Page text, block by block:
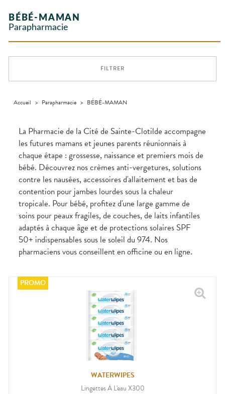
Orthopédie
Trousse à
pharmacie
Compléments
alimentaires
Dispositifs
Vétérinaire
VISAGE-
CORPS-
CHEVEUX
Etendre
Cheveux
Corps
Solaire
Piqûres
Premiers soins
Verrues
Spasmes
Vermifuges
- fatigue
Soins
dentaires
INTIMITÉ
Etendre
Sécheresses
MATÉRIEL ET
ACCESSOIRES
Etendre
ARTICULATIONS
articulairesEtendre
Prévention
OPHTALMOLOGIE
Lavages
oculaires
Sécheresses
des yeux
- NEZ -
GORGE
Maux
de gorge
Rhumes
- état
grippaux
Toux
grasses
Toux
sèches
SANTÉ-
NUTRITION
Etendre
Boissons et
Aliments
Compléments
alimentaires
SEVRAGE
TABAGIQUE
Etendre
Gommes
Pastilles
Patchs
SOINS
DENTAIRES
Etendre
dentaires
Bains de
bouche
Gencives
TROUBLES DE
LA
CIRCULATION
Etendre
Jambes
NOS
SPÉCIALITÉS
ÉQUIPE
INFORMATIONS
DE GARDE
VIDÉOS DE
DISPOSITIFS
APPLICATION
SCAN
D’ORDONNANCE
BÉBÉ-MAMAN
Parapharmacie
FILTRER
Accueil > Parapharmacie > BÉBÉ-MAMAN
La Pharmacie de la Cité de Sainte-Clotilde accompagne
les futures mamans et jeunes parents réunionnais à
chaque étape : grossesse, naissance et premiers mois de
bébé. Découvrez nos crèmes anti-vergetures, solutions
contre les nausées, accessoires d'allaitement et bas de
contention pour jambes lourdes sous la chaleur
tropicale. Pour bébé, profitez d'une large gamme de
soins pour peaux fragiles, de couches, de laits infantiles
adaptés à chaque âge et de protections solaires SPF
50+ indispensables sous le soleil du 974. Nos
pharmaciens vous conseillent en officine ou en ligne.
WATERWIPES
Lingettes À L'eau X300